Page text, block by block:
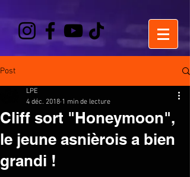
Post
Cliff sort "Honeymoon",
le jeune asnièrois a bien
grandi !
LPE
4 déc. 2018 1 min de lecture